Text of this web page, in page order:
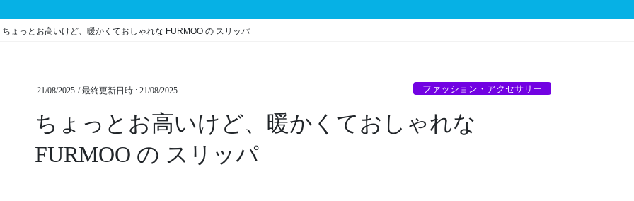
ちょっとお高いけど、暖かくておしゃれな FURMOO の スリッパ
21/08/2025 / 最終更新日時 : 21/08/2025 ファッション・アクセサリー
ちょっとお高いけど、暖かくておしゃれな
FURMOO の スリッパ